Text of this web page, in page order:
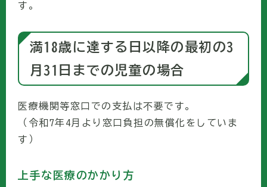
す。
満18歳に達する日以降の最初の3
月31日までの児童の場合
医療機関等窓口での支払は不要です。
（令和7年4月より窓口負担の無償化をしていま
す）
上手な医療のかかり方